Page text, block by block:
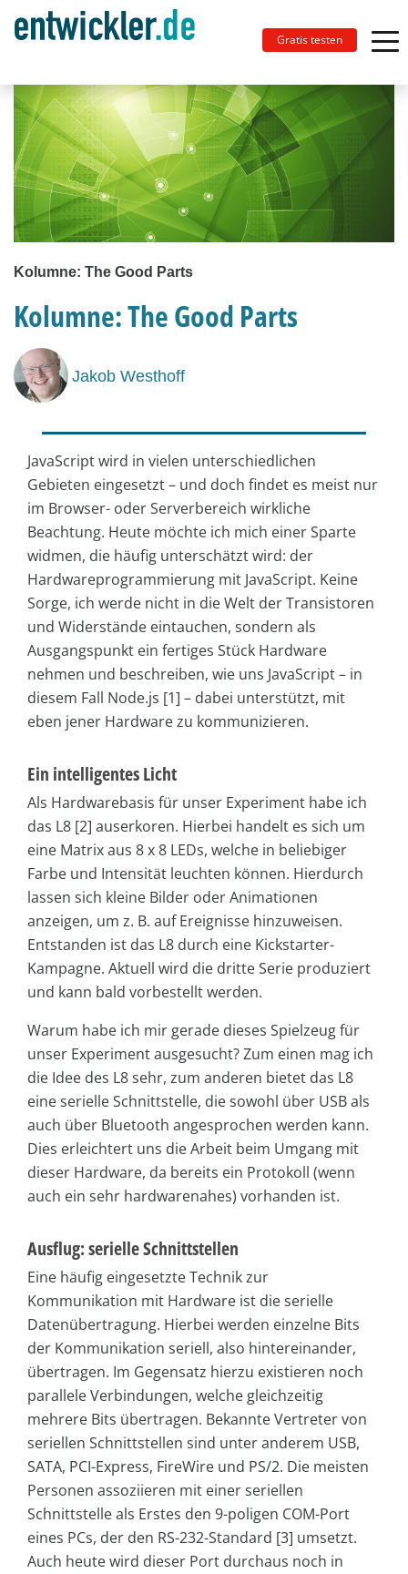
Gratis testen
Kolumne: The Good Parts
Kolumne: The Good Parts
Jakob Westhoff
JavaScript wird in vielen unterschiedlichen
Gebieten eingesetzt – und doch findet es meist nur
im Browser- oder Serverbereich wirkliche
Beachtung. Heute möchte ich mich einer Sparte
widmen, die häufig unterschätzt wird: der
Hardwareprogrammierung mit JavaScript. Keine
Sorge, ich werde nicht in die Welt der Transistoren
und Widerstände eintauchen, sondern als
Ausgangspunkt ein fertiges Stück Hardware
nehmen und beschreiben, wie uns JavaScript – in
diesem Fall Node.js [1] – dabei unterstützt, mit
eben jener Hardware zu kommunizieren.
Ein intelligentes Licht
Als Hardwarebasis für unser Experiment habe ich
das L8 [2] auserkoren. Hierbei handelt es sich um
eine Matrix aus 8 x 8 LEDs, welche in beliebiger
Farbe und Intensität leuchten können. Hierdurch
lassen sich kleine Bilder oder Animationen
anzeigen, um z. B. auf Ereignisse hinzuweisen.
Entstanden ist das L8 durch eine Kickstarter-
Kampagne. Aktuell wird die dritte Serie produziert
und kann bald vorbestellt werden.
Warum habe ich mir gerade dieses Spielzeug für
unser Experiment ausgesucht? Zum einen mag ich
die Idee des L8 sehr, zum anderen bietet das L8
eine serielle Schnittstelle, die sowohl über USB als
auch über Bluetooth angesprochen werden kann.
Dies erleichtert uns die Arbeit beim Umgang mit
dieser Hardware, da bereits ein Protokoll (wenn
auch ein sehr hardwarenahes) vorhanden ist.
Ausflug: serielle Schnittstellen
Eine häufig eingesetzte Technik zur
Kommunikation mit Hardware ist die serielle
Datenübertragung. Hierbei werden einzelne Bits
der Kommunikation seriell, also hintereinander,
übertragen. Im Gegensatz hierzu existieren noch
parallele Verbindungen, welche gleichzeitig
mehrere Bits übertragen. Bekannte Vertreter von
seriellen Schnittstellen sind unter anderem USB,
SATA, PCI-Express, FireWire und PS/2. Die meisten
Personen assoziieren mit einer seriellen
Schnittstelle als Erstes den 9-poligen COM-Port
eines PCs, der den RS-232-Standard [3] umsetzt.
Auch heute wird dieser Port durchaus noch in